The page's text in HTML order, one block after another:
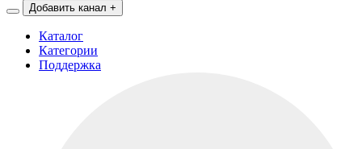
Добавить канал +
Каталог
Категории
Поддержка